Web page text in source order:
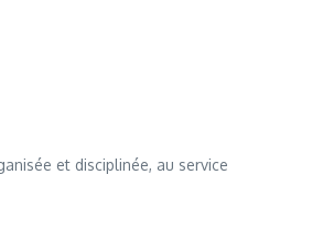
et disciplinée, au service